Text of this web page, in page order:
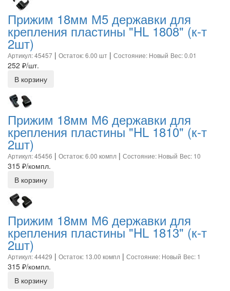
Прижим 18мм М5 державки для
крепления пластины "HL 1808" (к-т
2шт)
Артикул: 45457 | Остаток: 6.00 шт | Состояние: Новый Вес: 0.01
252 ₽/шт.
В корзину
Прижим 18мм М6 державки для
крепления пластины "HL 1810" (к-т
2шт)
Артикул: 45456 | Остаток: 6.00 компл | Состояние: Новый Вес: 10
315 ₽/компл.
В корзину
Прижим 18мм М6 державки для
крепления пластины "HL 1813" (к-т
2шт)
Артикул: 44429 | Остаток: 13.00 компл | Состояние: Новый Вес: 1
315 ₽/компл.
В корзину